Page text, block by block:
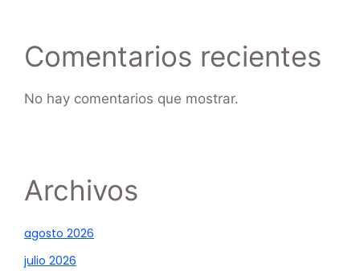
Comentarios recientes
No hay comentarios que mostrar.
Archivos
agosto 2026
julio 2026